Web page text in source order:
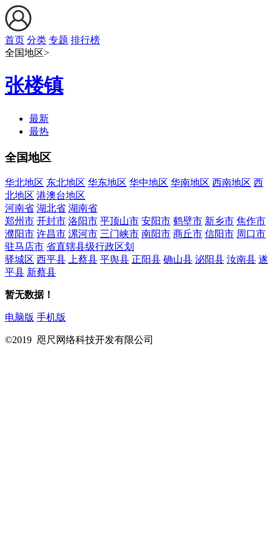
首页 分类 专题 排行榜
全国地区>
张楼镇
最新
最热
全国地区
华北地区 东北地区 华东地区 华中地区 华南地区 西南地区 西
北地区 港澳台地区
河南省 湖北省 湖南省
郑州市 开封市 洛阳市 平顶山市 安阳市 鹤壁市 新乡市 焦作市
濮阳市 许昌市 漯河市 三门峡市 南阳市 商丘市 信阳市 周口市
驻马店市 省直辖县级行政区划
驿城区 西平县 上蔡县 平舆县 正阳县 确山县 泌阳县 汝南县 遂
平县 新蔡县
暂无数据！
电脑版 手机版
©2019 咫尺网络科技开发有限公司